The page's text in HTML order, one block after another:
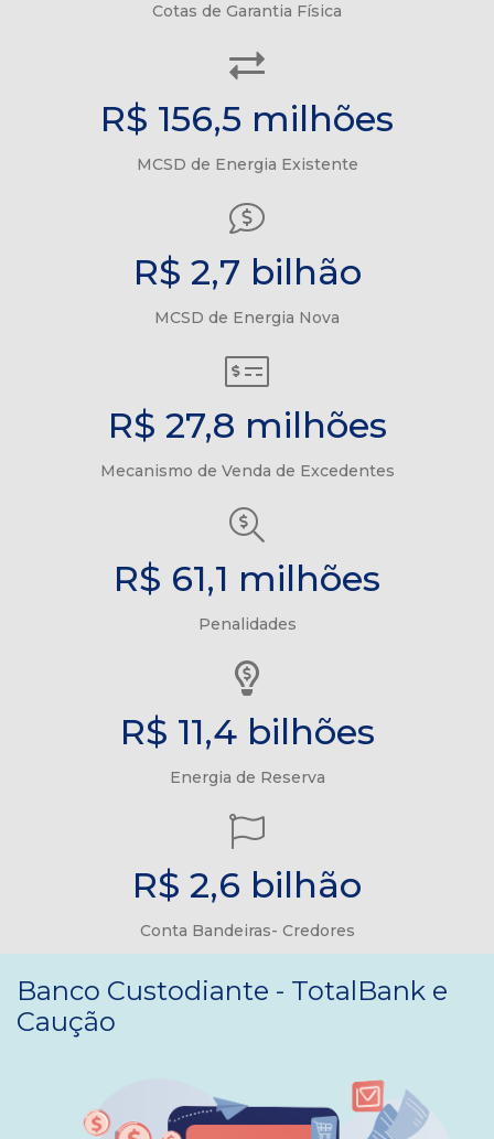
Cotas de Garantia Física
R$ 156,5 milhões
MCSD de Energia Existente
R$ 2,7 bilhão
MCSD de Energia Nova
R$ 27,8 milhões
Mecanismo de Venda de Excedentes
R$ 61,1 milhões
Penalidades
R$ 11,4 bilhões
Energia de Reserva
R$ 2,6 bilhão
Conta Bandeiras- Credores
Banco Custodiante - TotalBank e
Caução